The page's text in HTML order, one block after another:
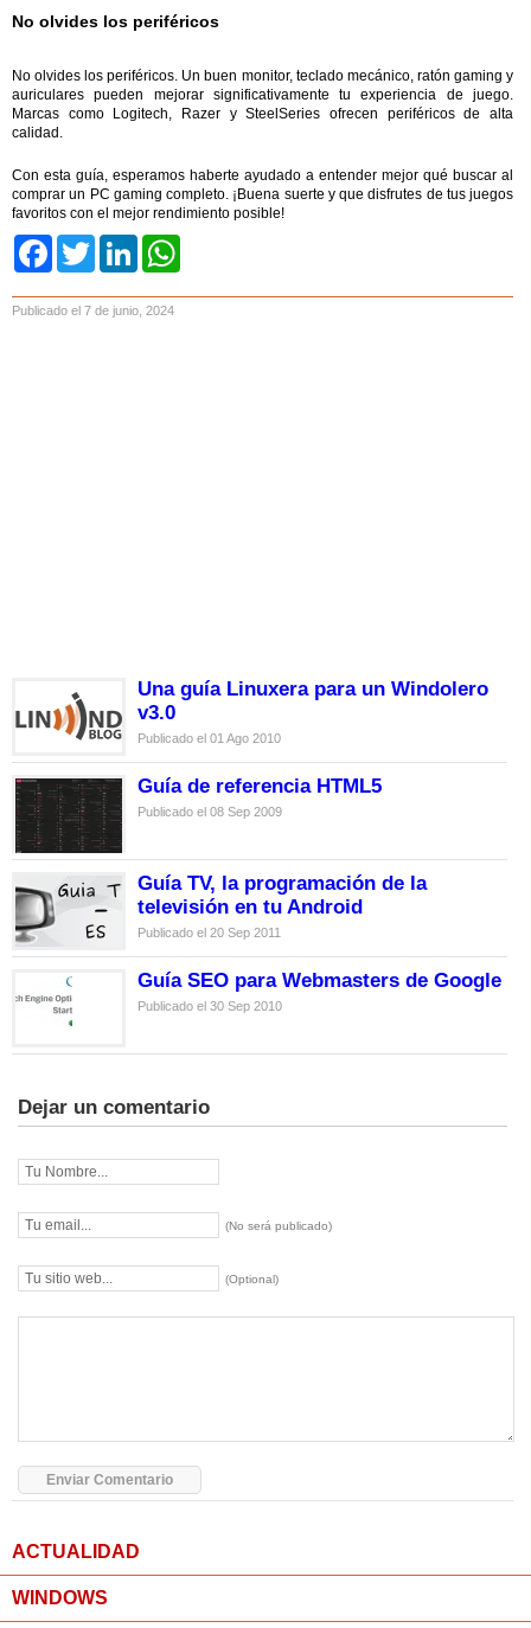
No olvides los periféricos
No olvides los periféricos. Un buen monitor, teclado mecánico, ratón gaming y
auriculares pueden mejorar significativamente tu experiencia de juego.
Marcas como Logitech, Razer y SteelSeries ofrecen periféricos de alta
calidad.
Con esta guía, esperamos haberte ayudado a entender mejor qué buscar al
comprar un PC gaming completo. ¡Buena suerte y que disfrutes de tus juegos
favoritos con el mejor rendimiento posible!
FacebookTwitter LinkedIn
Publicado el 7 de junio, 2024
Una guía Linuxera para un Windolero
v3.0
Publicado el 01 Ago 2010
Guía de referencia HTML5
Publicado el 08 Sep 2009
Guía TV, la programación de la
televisión en tu Android
Publicado el 20 Sep 2011
Guía SEO para Webmasters de Google
Publicado el 30 Sep 2010
Dejar un comentario
(No será publicado)
(Optional)
ACTUALIDAD
WINDOWS